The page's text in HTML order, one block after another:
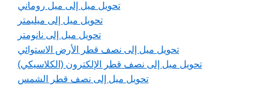
تحويل ميل إلى ميل روماني
تحويل ميل إلى ميليمتر
تحويل ميل إلى نانومتر
تحويل ميل إلى نصف قطر الأرض الاستوائي
تحويل ميل إلى نصف قطر الإلكترون (الكلاسيكي)
تحويل ميل إلى نصف قطر الشمس